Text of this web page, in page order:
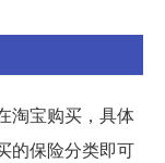
淘宝购买，具体
的保险分类即可